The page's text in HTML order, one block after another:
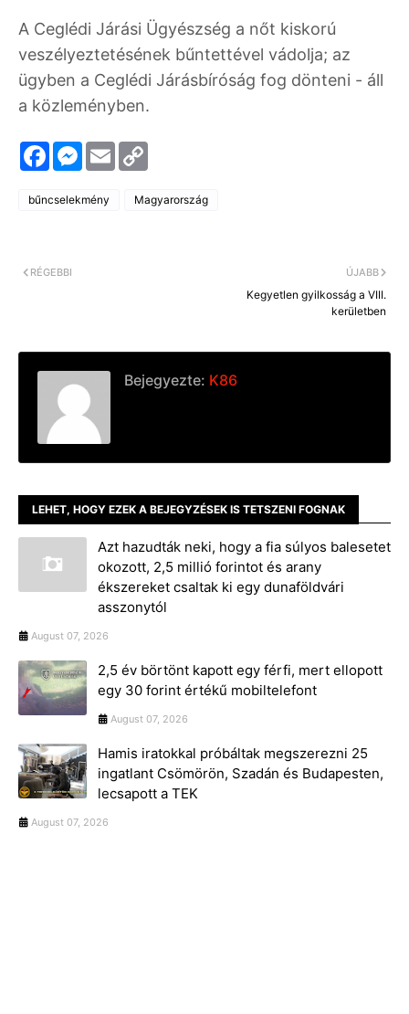
A Ceglédi Járási Ügyészség a nőt kiskorú
veszélyeztetésének bűntettével vádolja; az
ügyben a Ceglédi Járásbíróság fog dönteni - áll
a közleményben.
F
a
c
b
M
e
s
e
E
m
a
L
bűncselekmény Magyarország
ÚJABB
Kegyetlen gyilkosság a VIII.
kerületben
RÉGEBBI
Bejegyezte: K86
LEHET, HOGY EZEK A BEJEGYZÉSEK IS TETSZENI FOGNAK
Azt hazudták neki, hogy a fia súlyos balesetet
okozott, 2,5 millió forintot és arany
ékszereket csaltak ki egy dunaföldvári
asszonytól
August 07, 2026
2,5 év börtönt kapott egy férfi, mert ellopott
egy 30 forint értékű mobiltelefont
August 07, 2026
Hamis iratokkal próbáltak megszerezni 25
ingatlant Csömörön, Szadán és Budapesten,
lecsapott a TEK
August 07, 2026